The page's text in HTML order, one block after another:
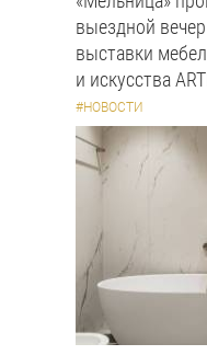
выездной
выставки
и искусства
#НОВОСТИ